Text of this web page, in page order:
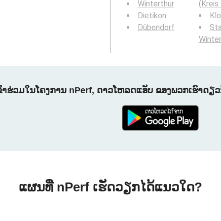
Winterthur
Dietikon
Dübendorf
(Kreis
າຮ່ວມໃນໂຄງການ nPerf, ດາວໂຫລດແອັບ ຂອງພວກເຮົາດຽ
ແຜນທີ່ nPerf ເຮັດວຽກໄດ້ແນວໃດ?